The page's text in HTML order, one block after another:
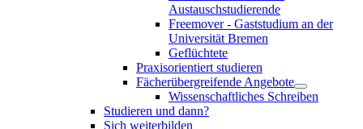
Austauschstudierende
Freemover - Gaststudium an der
Universität Bremen
Geflüchtete
Praxisorientiert studieren
Fächerübergreifende Angebote
Wissenschaftliches Schreiben
Studieren und dann?
Sich weiterbilden